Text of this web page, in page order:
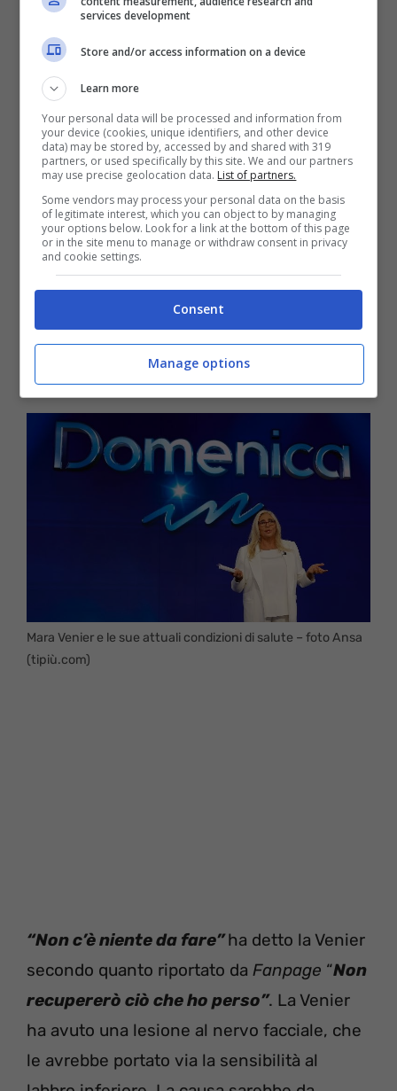
Come riporta la nota rivista, Mara Venier ha
rilasciato un’intervista aGente . Qui la
conduttrice veneta ha parlato non solo
della sua carriera ma anche delle sue
condizioni di salute, dopo lo sfortunato
evento che l’ha colpita.Le parole della
Venier hanno rassicurato un po’ i fan, che
hanno vissuto momenti di grande
apprensione per quanto accaduto
Mara Venier e le sue attuali condizioni di salute – foto Ansa
(tipiù.com)
“Non c’è niente da fare”ha detto la Venier
secondo quanto riportato da Fanpage “Non
recupererò ciò che ho perso”. La Venier
ha avuto una lesione al nervo facciale, che
le avrebbe portato via la sensibilità al
services development
Store and/or access information on a device
Learn more
Your personal data will be processed and information from
your device (cookies, unique identifiers, and other device
data) may be stored by, accessed by and shared with 319
partners, or used specifically by this site. We and our partners
may use precise geolocation data. List of partners.
Some vendors may process your personal data on the basis
of legitimate interest, which you can object to by managing
your options below. Look for a link at the bottom of this page
or in the site menu to manage or withdraw consent in privacy
and cookie settings.
Consent
Manage options